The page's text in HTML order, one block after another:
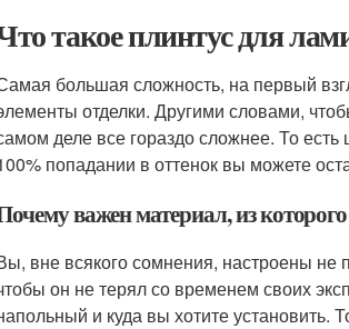
такое плинтус для
большая сложность, на первый
отделки. Другими словами,
деле все гораздо сложнее. То
попадании в оттенок вы можете
важен материал, из
вне всякого сомнения, настроены не
он не терял со временем своих
и куда вы хотите